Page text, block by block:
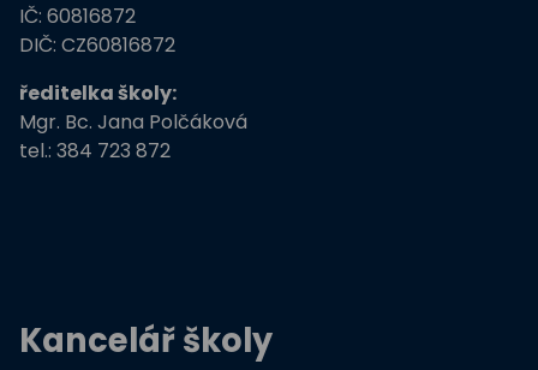
IČ: 60816872
DIČ: CZ60816872
ředitelka školy:
Mgr. Bc. Jana Polčáková
tel.: 384 723 872
Kancelář školy